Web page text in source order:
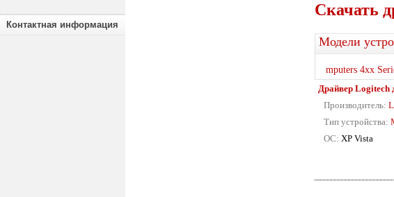
Контактная информация
Скачать
Модели
mputers 4xx
Драйвер Logitech
Производитель:
Тип устройства:
ОС: XP Vista